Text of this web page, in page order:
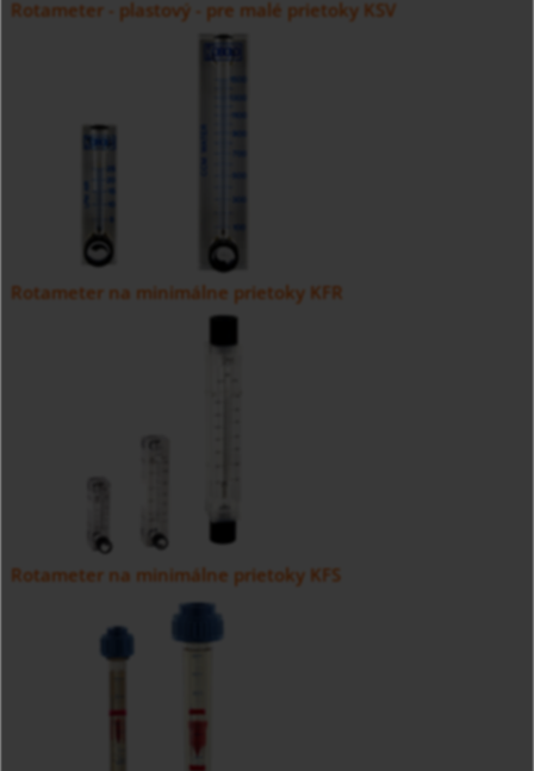
Rotameter - plastový - pre malé prietoky KSV
Rotameter na minimálne prietoky KFR
Rotameter na minimálne prietoky KFS